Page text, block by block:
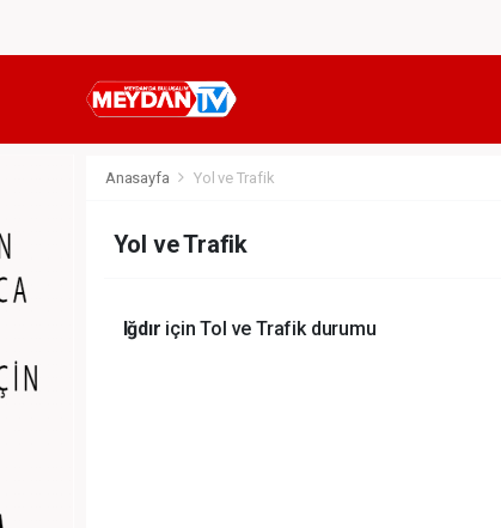
Anasayfa Yol ve Trafik
Yol ve Trafik
Iğdır için Tol ve Trafik durumu